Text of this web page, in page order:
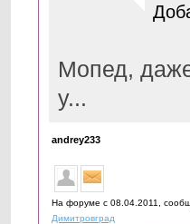
Мопед,
у...
andrey233
На форуме с 08.04.2011,
Димитровград